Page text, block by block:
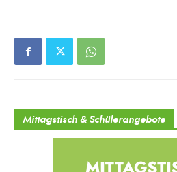
Mittagstisch & Schülerangebote